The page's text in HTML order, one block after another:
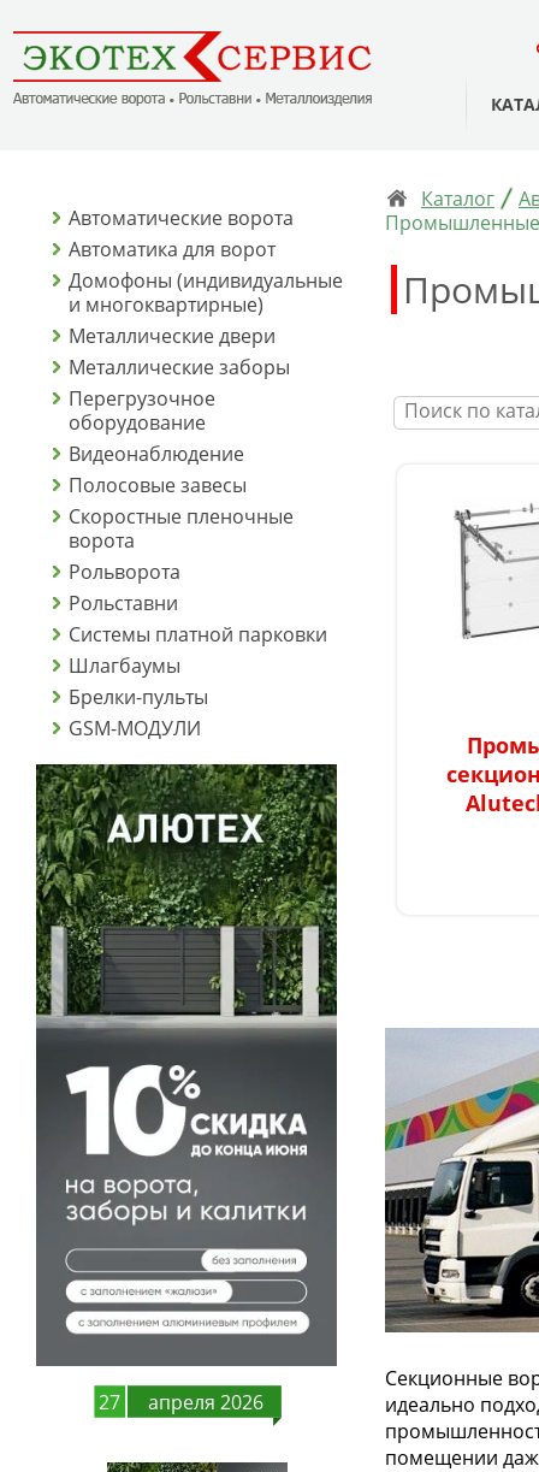
Автоматические ворота
Автоматика для ворот
Домофоны (индивидуальные
и многоквартирные)
Металлические двери
Металлические заборы
Перегрузочное
оборудование
Видеонаблюдение
Полосовые завесы
Скоростные пленочные
ворота
Рольворота
Рольставни
Системы платной парковки
Шлагбаумы
Брелки-пульты
GSM-МОДУЛИ
27 апреля 2026
Каталог
Промышленные
Секционные
идеально
помещении